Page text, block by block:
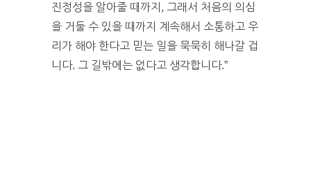
진정성을 알아줄 때까지, 그래서 처음의 의심
을 거둘 수 있을 때까지 계속해서 소통하고 우
리가 해야 한다고 믿는 일을 묵묵히 해나갈 겁
니다. 그 길밖에는 없다고 생각합니다.”